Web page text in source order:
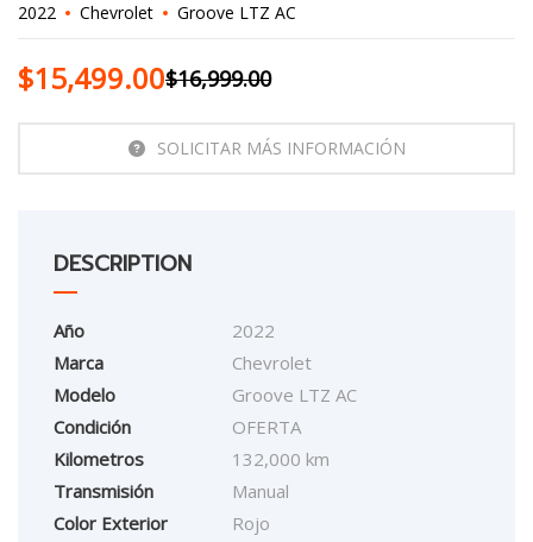
2022 Chevrolet Groove LTZ AC
$16,999.00
$15,499.00
SOLICITAR MÁS INFORMACIÓN
DESCRIPTION
Año
2022
Marca
Chevrolet
Modelo
Groove LTZ AC
Condición
OFERTA
Kilometros
132,000 km
Transmisión
Manual
Color Exterior
Rojo